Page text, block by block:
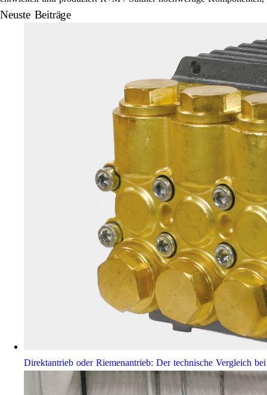
Neuste Beiträge
Direktantrieb oder Riemenantrieb: Der technische Vergleich